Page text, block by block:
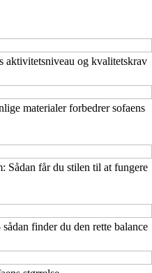
aktivitetsniveau og kvalitetskrav
materialer forbedrer sofaens
Sådan får du stilen til at fungere
finder du den rette balance